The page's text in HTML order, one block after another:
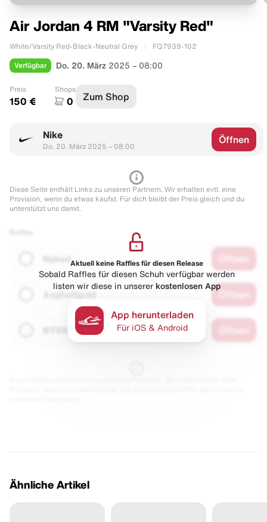
Air Jordan 4 RM "Varsity Red"
White/Varsity Red-Black-Neutral Grey FQ7939-102
Verfügbar Do. 20. März 2025 – 08:00
Preis
150 €
Shops
0 Zum Shop
Nike
Do. 20. März 2025 – 08:00
Öffnen
Diese Seite enthält Links zu unseren Partnern. Wir erhalten evtl. eine
Provision, wenn du etwas kaufst. Für dich bleibt der Preis gleich und du
unterstützt uns damit.
Naked
Asphaltgold
Aktuell keine Raffles für diesen Release
Sobald Raffles für diesen Schuh verfügbar werden
listen wir diese in unserer kostenlosen App
App herunterladen
Für iOS & Android
Ähnliche Artikel